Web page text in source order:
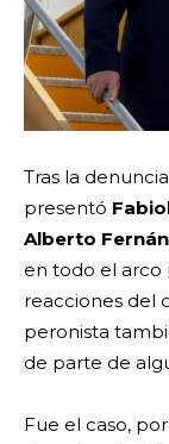
Tras la
presentó
Alberto
en todo el arco
reacciones del
peronista
de parte de
Fue el caso,